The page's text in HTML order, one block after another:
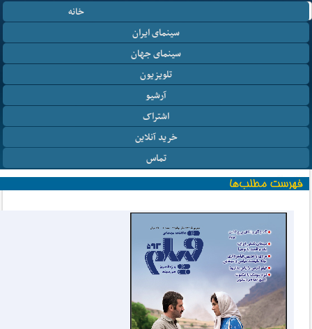
خانه
سینمای ایران
سینمای جهان
تلویزیون
آرشیو
اشتراک
خرید آنلاین
تماس